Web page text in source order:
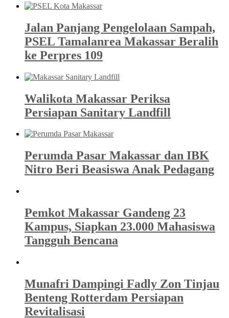
Jalan Panjang Pengelolaan Sampah,
PSEL Tamalanrea Makassar Beralih
ke Perpres 109
Walikota Makassar Periksa
Persiapan Sanitary Landfill
Perumda Pasar Makassar dan IBK
Nitro Beri Beasiswa Anak Pedagang
Pemkot Makassar Gandeng 23
Kampus, Siapkan 23.000 Mahasiswa
Tangguh Bencana
Munafri Dampingi Fadly Zon Tinjau
Benteng Rotterdam Persiapan
Revitalisasi